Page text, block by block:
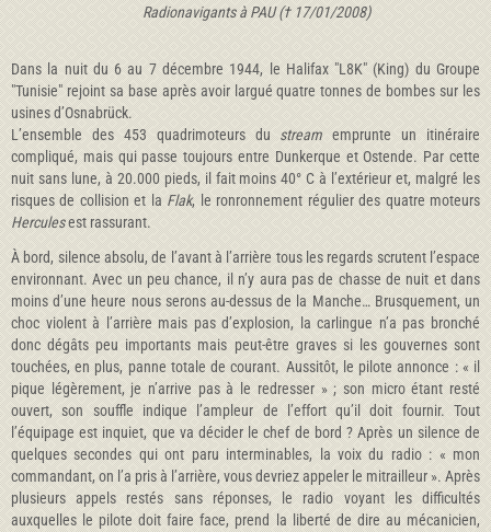
Radionavigants à PAU († 17/01/2008)
Dans la nuit du 6 au 7 décembre 1944, le Halifax "L8K" (King) du Groupe
"Tunisie" rejoint sa base après avoir largué quatre tonnes de bombes sur les
usines d’Osnabrück.
L’ensemble des 453 quadrimoteurs du stream emprunte un itinéraire
compliqué, mais qui passe toujours entre Dunkerque et Ostende. Par cette
nuit sans lune, à 20.000 pieds, il fait moins 40° C à l’extérieur et, malgré les
risques de collision et la Flak, le ronronnement régulier des quatre moteurs
Herculesest rassurant.
À bord, silence absolu, de l’avant à l’arrière tous les regards scrutent l’espace
environnant. Avec un peu chance, il n’y aura pas de chasse de nuit et dans
moins d’une heure nous serons au-dessus de la Manche… Brusquement, un
choc violent à l’arrière mais pas d’explosion, la carlingue n’a pas bronché
donc dégâts peu importants mais peut-être graves si les gouvernes sont
touchées, en plus, panne totale de courant. Aussitôt, le pilote annonce : « il
pique légèrement, je n’arrive pas à le redresser » ; son micro étant resté
ouvert, son souffle indique l’ampleur de l’effort qu’il doit fournir. Tout
l’équipage est inquiet, que va décider le chef de bord ? Après un silence de
quelques secondes qui ont paru interminables, la voix du radio : « mon
commandant, on l’a pris à l’arrière, vous devriez appeler le mitrailleur ». Après
plusieurs appels restés sans réponses, le radio voyant les difficultés
auxquelles le pilote doit faire face, prend la liberté de dire au mécanicien,